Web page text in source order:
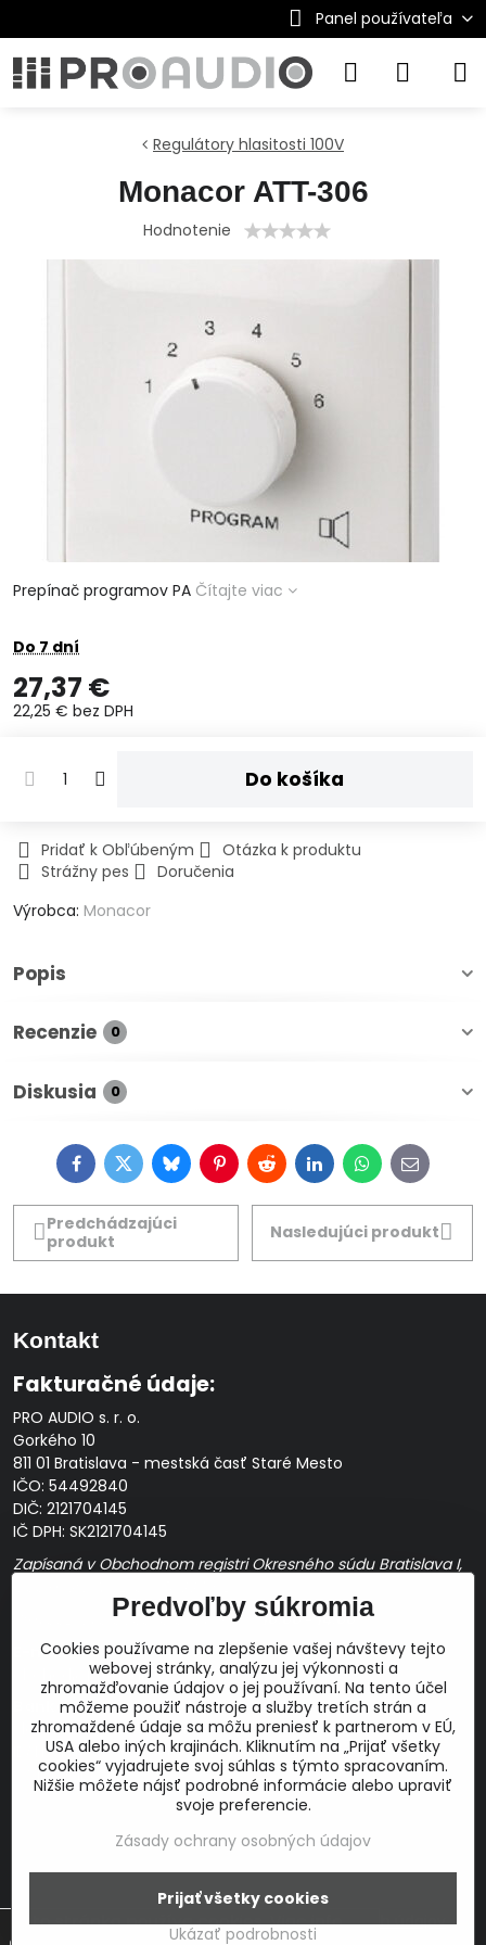
Panel používateľa
Regulátory hlasitosti 100V
Monacor ATT-306
Hodnotenie
Prepínač programov PA Čítajte viac
Do 7 dní
27,37 €
22,25 € bez DPH
Do košíka
Pridať k Obľúbeným
Otázka k produktu
Strážny pes
Doručenia
Výrobca: Monacor
Popis
Recenzie 0
Diskusia 0
FacebookTwitterBlueskyPinterestRedditLinkedInWhatsApp
E-
mail
Predchádzajúci
produkt
Nasledujúci produkt
Kontakt
Fakturačné údaje:
PRO AUDIO s. r. o.
Gorkého 10
811 01 Bratislava - mestská časť Staré Mesto
IČO: 54492840
DIČ: 2121704145
IČ DPH: SK2121704145
Zapísaná v Obchodnom registri Okresného súdu Bratislava I,
Prevádzková doba: pracovné dni10:00 - 14:00
E-mail:
obchod@proaudio.sk
Bankové spojenie:
Slovenská sporiteľňa, a.s.
IBAN: SK48 0900 0000 0051 9050 9782
SWIFT: GIBASKBX
©2026Copyright
Predvoľby súkromiaZásady ochrany osobných údajov
Predvoľby súkromia
Cookies používame na zlepšenie vašej návštevy tejto
webovej stránky, analýzu jej výkonnosti a
zhromažďovanie údajov o jej používaní. Na tento účel
môžeme použiť nástroje a služby tretích strán a
zhromaždené údaje sa môžu preniesť k partnerom v EÚ,
USA alebo iných krajinách. Kliknutím na „Prijať všetky
cookies“ vyjadrujete svoj súhlas s týmto spracovaním.
Nižšie môžete nájsť podrobné informácie alebo upraviť
svoje preferencie.
Zásady ochrany osobných údajov
Ukázať podrobnosti
Prijať všetky cookies
Táto stránka používa cookies.Viac info